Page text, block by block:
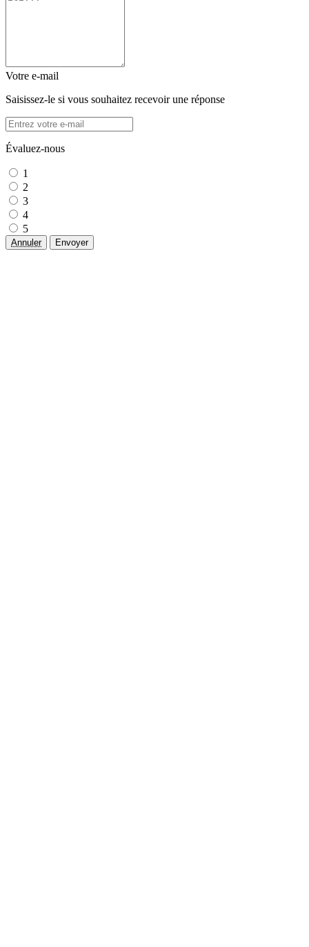
Votre e-mail
Saisissez-le si vous souhaitez recevoir une réponse
Évaluez-nous
1
2
3
4
5
Annuler Envoyer